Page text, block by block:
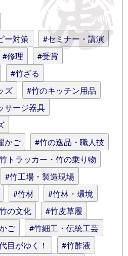
ル用のHTMLタグを使
えます)
ー対策
#セミナー・講演
#修理
#受賞
#竹ざる
ズ
#竹のキッチン用品
サージ器具
かご
#竹の逸品・職人技
トラッカー・竹の乗り物
#竹工場・製造現場
#竹材
#竹林・環境
の文化
#竹皮草履
ご
#竹細工・伝統工芸
目がゆく！
#竹酢液